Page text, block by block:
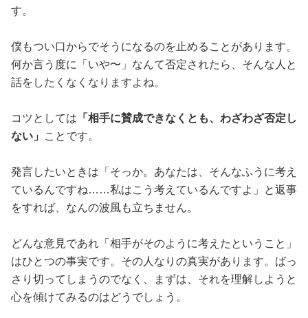
す。
僕もつい口からでそうになるのを止めることがあります。
何か言う度に「いや〜」なんて否定されたら、そんな人と
話をしたくなくなりますよね。
コツとしては 「相手に賛成できなくとも、わざわざ否定し
ない」
ことです。
発言したいときは「そっか。あなたは、そんなふうに考え
ているんですね……私はこう考えているんですよ」と返事
をすれば、なんの波風も立ちません。
どんな意見であれ「相手がそのように考えたということ」
はひとつの事実です。その人なりの真実があります。ばっ
さり切ってしまうのでなく、まずは、それを理解しようと
心を傾けてみるのはどうでしょう。